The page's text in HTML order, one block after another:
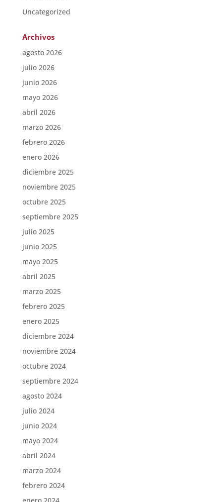
Uncategorized
Archivos
agosto 2026
julio 2026
junio 2026
mayo 2026
abril 2026
marzo 2026
febrero 2026
enero 2026
diciembre 2025
noviembre 2025
octubre 2025
septiembre 2025
julio 2025
junio 2025
mayo 2025
abril 2025
marzo 2025
febrero 2025
enero 2025
diciembre 2024
noviembre 2024
octubre 2024
septiembre 2024
agosto 2024
julio 2024
junio 2024
mayo 2024
abril 2024
marzo 2024
febrero 2024